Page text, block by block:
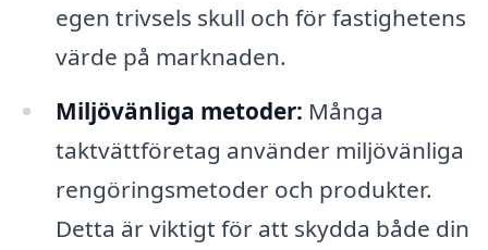
egen trivsels skull och för fastighetens
värde på marknaden.
Miljövänliga metoder: Många
taktvättföretag använder miljövänliga
rengöringsmetoder och produkter.
Detta är viktigt för att skydda både din